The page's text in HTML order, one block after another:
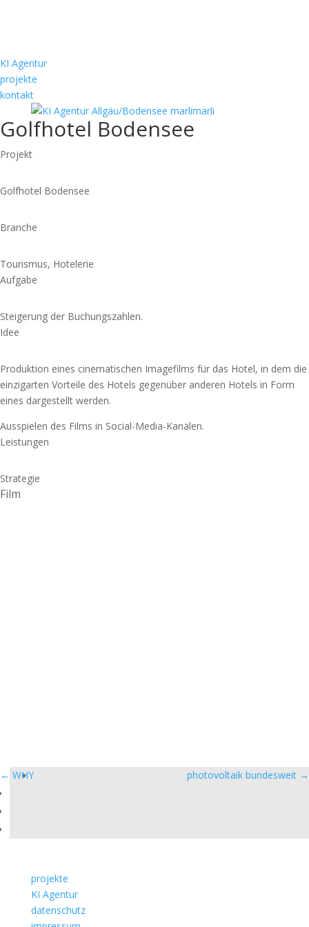
KI Agentur
projekte
kontakt
Golfhotel Bodensee
Projekt
Golfhotel Bodensee
Branche
Tourismus, Hotelerie
Aufgabe
Steigerung der Buchungszahlen.
Idee
Produktion eines cinematischen Imagefilms für das Hotel, in dem die
einzigarten Vorteile des Hotels gegenüber anderen Hotels in Form
eines dargestellt werden.
Ausspielen des Films in Social-Media-Kanälen.
Leistungen
Strategie
Film
← WHY photovoltaik bundesweit →
projekte
KI Agentur
datenschutz